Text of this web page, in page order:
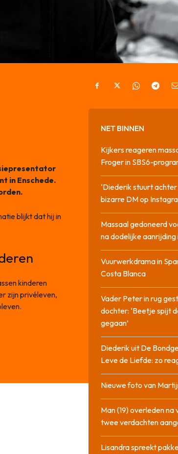
in Enschede.
blijkt dat hij in
kinderen
zijn privéleven,
NET BINNEN
Kijkers reageren
Froger in SBS6-
‘Diederik stuurt
bizarre DM op
Massaal gedoneerd
na dodelijke
Vuurwerkdrama in
Costa Blanca
Vader Peter in rug
dochter: ‘Beetje spijt
gegaan’
Diederik uit De
Leve de Liefde: zo
Nieuwe foto van
Man (19) overleden
twee verdachten
Lisandra spreekt